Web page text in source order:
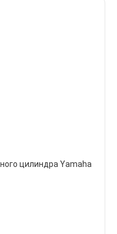
цилиндра Yamaha